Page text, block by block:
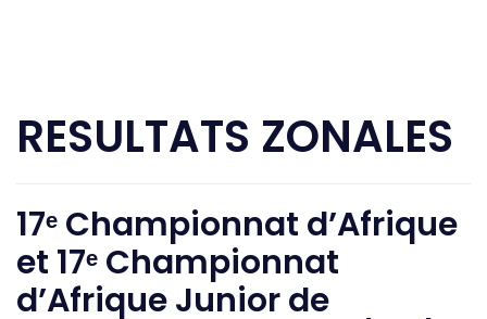
RESULTATS ZONALES
17ᵉ Championnat d’Afrique
et 17ᵉ Championnat
d’Afrique Junior de